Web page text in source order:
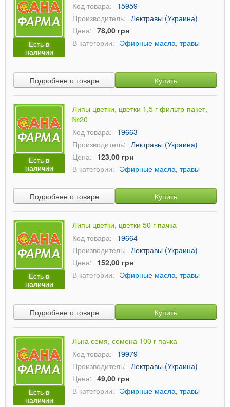
Есть в
наличии
Код товара: 15959
Производитель: Лектравы (Украина)
Цена: 78,00 грн
В категории: Эфирные масла, травы
Подробнее о товаре Купить
Есть в
наличии
Липы цветки, цветки 1,5 г фильтр-пакет,
№20
Код товара: 19663
Производитель: Лектравы (Украина)
Цена: 123,00 грн
В категории: Эфирные масла, травы
Подробнее о товаре Купить
Есть в
наличии
Липы цветки, цветки 50 г пачка
Код товара: 19664
Производитель: Лектравы (Украина)
Цена: 152,00 грн
В категории: Эфирные масла, травы
Подробнее о товаре Купить
Есть в
наличии
Льна семя, семена 100 г пачка
Код товара: 19979
Производитель: Лектравы (Украина)
Цена: 49,00 грн
В категории: Эфирные масла, травы